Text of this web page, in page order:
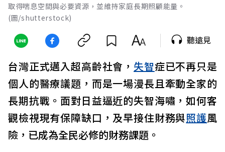
取得喘息空間與必要資源，並維持家庭長期照顧能量。
(圖/shutterstock)
聽遠見
台灣正式邁入超高齡社會， 失智症已不再只是
個人的醫療議題，而是一場漫長且牽動全家的
長期抗戰。面對日益逼近的失智海嘯，如何客
觀檢視現有保障缺口，及早接住財務與照護風
險，已成為全民必修的財務課題。